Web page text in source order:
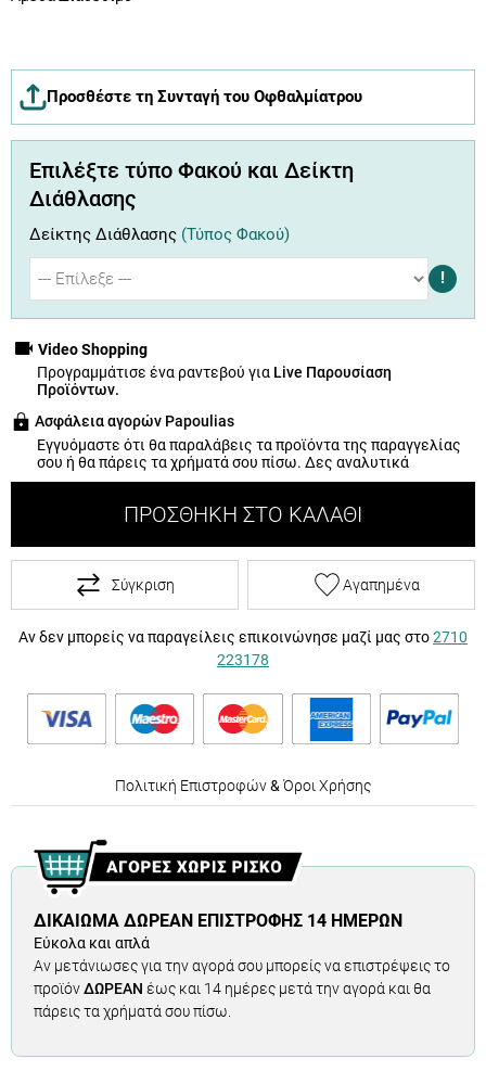
Προσθέστε τη Συνταγή του Οφθαλμίατρου
Επιλέξτε τύπο Φακού και Δείκτη
Διάθλασης
Δείκτης Διάθλασης (Τύπος Φακού)
!
Video Shopping
Προγραμμάτισε ένα ραντεβού για Live Παρουσίαση
Προϊόντων.
Ασφάλεια αγορών Papoulias
Εγγυόμαστε ότι θα παραλάβεις τα προϊόντα της παραγγελίας
σου ή θα πάρεις τα χρήματά σου πίσω. Δες αναλυτικά
ΠΡΟΣΘΉΚΗ ΣΤΟ ΚΑΛΆΘΙ
Σύγκριση Αγαπημένα
Αν δεν μπορείς να παραγείλεις επικοινώνησε μαζί μας στο2710
223178
Πολιτική Επιστροφών& Όροι Χρήσης
ΔΙΚΑΊΩΜΑ ΔΩΡΕΆΝ ΕΠΙΣΤΡΟΦΉΣ 14 ΗΜΕΡΏΝ
Εύκολα και απλά
Αν μετάνιωσες για την αγορά σου μπορείς να επιστρέψεις το
προϊόνΔΩΡΕΑΝ έως και 14 ημέρες μετά την αγορά και θα
πάρεις τα χρήματά σου πίσω.